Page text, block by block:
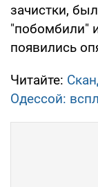
зачистки,
"побомбили"
появились
Читайте:
Одессой: